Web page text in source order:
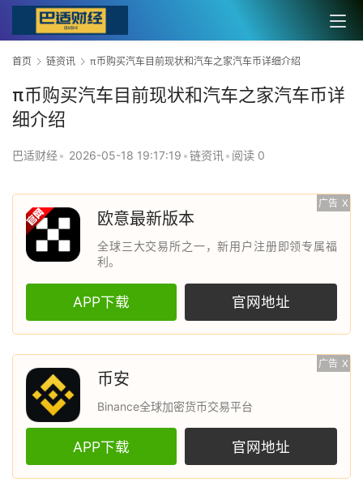
首页 链资讯 π币购买汽车目前现状和汽车之家汽车币详细介绍
π币购买汽车目前现状和汽车之家汽车币详
细介绍
巴适财经• 2026-05-18 19:17:19 •链资讯 • 阅读 0
广告 X
欧意最新版本
全球三大交易所之一，新用户注册即领专属福
利。
APP下载 官网地址
广告 X
币安
Binance全球加密货币交易平台
APP下载 官网地址